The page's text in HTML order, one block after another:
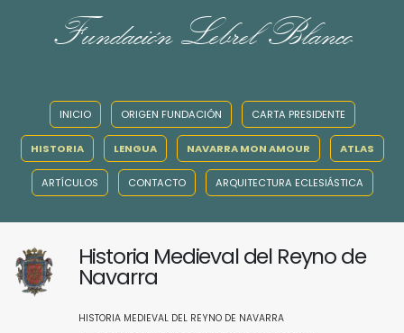
Fundación Lebrel Blanco
INICIO ORIGEN FUNDACIÓN CARTA PRESIDENTE
HISTORIA LENGUA NAVARRA MON AMOUR ATLAS
ARTÍCULOS CONTACTO ARQUITECTURA ECLESIÁSTICA
Historia Medieval del Reyno de
Navarra
HISTORIA MEDIEVAL DEL REYNO DE NAVARRA